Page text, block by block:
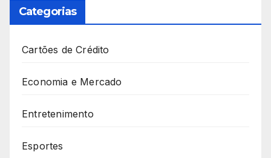
Categorias
Cartões de Crédito
Economia e Mercado
Entretenimento
Esportes